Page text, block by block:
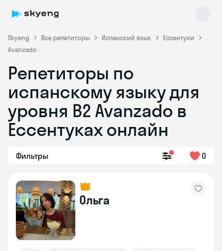
Skyeng Все репетиторы Испанский язык
Ессентуки
Avanzado
Репетиторы по
испанскому языку для
уровня B2 Avanzado в
Ессентуках онлайн
Фильтры 0
Ольга
Skyeng Chat